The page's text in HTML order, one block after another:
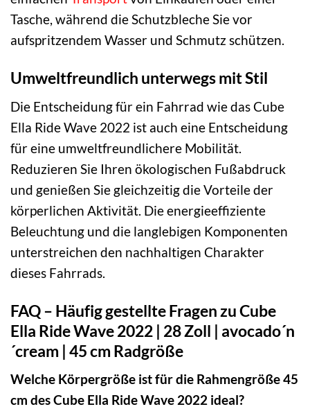
Tasche, während die Schutzbleche Sie vor
aufspritzendem Wasser und Schmutz schützen.
Umweltfreundlich unterwegs mit Stil
Die Entscheidung für ein Fahrrad wie das Cube
Ella Ride Wave 2022 ist auch eine Entscheidung
für eine umweltfreundlichere Mobilität.
Reduzieren Sie Ihren ökologischen Fußabdruck
und genießen Sie gleichzeitig die Vorteile der
körperlichen Aktivität. Die energieeffiziente
Beleuchtung und die langlebigen Komponenten
unterstreichen den nachhaltigen Charakter
dieses Fahrrads.
FAQ – Häufig gestellte Fragen zu Cube
Ella Ride Wave 2022 | 28 Zoll | avocado´n
´cream | 45 cm Radgröße
Welche Körpergröße ist für die Rahmengröße 45
cm des Cube Ella Ride Wave 2022 ideal?